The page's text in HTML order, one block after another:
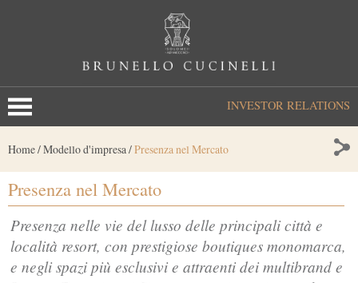
INVESTOR RELATIONS
Home/Modello d'impresa/Presenza nel Mercato
Presenza nel Mercato
Presenza nelle vie del lusso delle principali città e
località resort, con prestigiose boutiques monomarca,
e negli spazi più esclusivi e attraenti dei multibrand e